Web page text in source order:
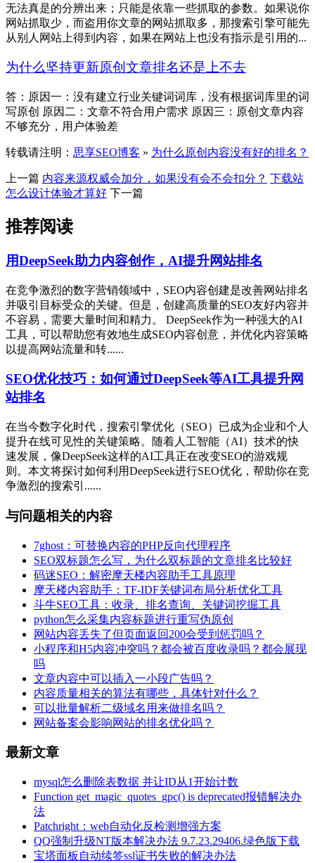
无法真是的分辨出来；只能是依靠一些抓取的参数。如果说你
网站抓取少，而盗用你文章的网站抓取多，那搜索引擎可能先
从别人网站上得到内容，如果在网站上也没有指示是引用的...
为什么坚持更新原创文章排名还是上不去
答：原因一：没有建立行业关键词词库，没有根据词库里的词
写原创 原因二：文章不符合用户需求 原因三：原创文章内容
不够充分，用户体验差
转载请注明： 思享SEO博客 » 为什么原创内容没有好的排名？
上一篇 内容来源权威会加分，如果没有会不会扣分？ 下载站
怎么设计体验才算好 下一篇
推荐阅读
用DeepSeek助力内容创作，AI提升网站排名
在竞争激烈的数字营销领域中，SEO内容创建是改善网站排名
并吸引目标受众的关键。但是，创建高质量的SEO友好内容并
不容易，需要大量时间和精力。 DeepSeek作为一种强大的AI
工具，可以帮助您有效地生成SEO内容创意，并优化内容策略
以提高网站流量和转......
SEO优化技巧：如何通过DeepSeek等AI工具提升网
站排名
在当今数字化时代，搜索引擎优化（SEO）已成为企业和个人
提升在线可见性的关键策略。随着人工智能（AI）技术的快
速发展，像DeepSeek这样的AI工具正在改变SEO的游戏规
则。本文将探讨如何利用DeepSeek进行SEO优化，帮助你在竞
争激烈的搜索引......
与问题相关的内容
7ghost：可替换内容的PHP反向代理程序
SEO双标题怎么写，为什么双标题的文章排名比较好
码迷SEO：解密摩天楼内容助手工具原理
摩天楼内容助手：TF-IDF关键词布局分析优化工具
斗牛SEO工具：收录、排名查询、关键词挖掘工具
python怎么采集内容标题进行重写伪原创
网站内容丢失了但页面返回200会受到惩罚吗？
小程序和H5内容冲突吗？都会被百度收录吗？都会展现
吗
文章内容中可以插入一小段广告吗？
内容质量相关的算法有哪些，具体针对什么？
可以批量解析二级域名用来做排名吗？
网站备案会影响网站的排名优化吗？
最新文章
mysql怎么删除表数据 并让ID从1开始计数
Function get_magic_quotes_gpc() is deprecated报错解决办
法
Patchright：web自动化反检测增强方案
QQ强制升级NT版本解决办法 9.7.23.29406.绿色版下载
宝塔面板自动续签ssl证书失败的解决办法